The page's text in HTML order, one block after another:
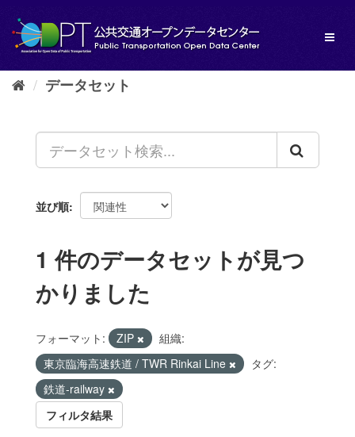
し
データセット
並び順
1 件のデータセットが見つ
かりました
フォーマット: ZIP
組織:
東京臨海高速鉄道 / TWR Rinkai Line
タグ:
鉄道-railway
フィルタ結果